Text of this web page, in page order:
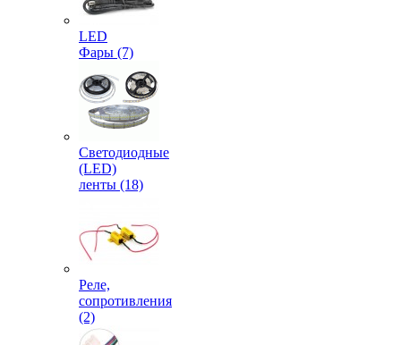
LED
Фары (7)
Светодиодные
(LED)
ленты (18)
Реле,
сопротивления
(2)